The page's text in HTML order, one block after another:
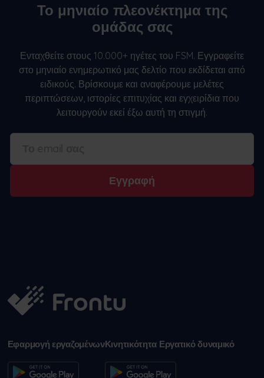
Το μηνιαίο πλεονέκτημα της
ομάδας σας
Ενταχθείτε στους 10.000+ ηγέτες του FSM. Εγγραφείτε
στο μηνιαίο ενημερωτικό μας δελτίο που εκδίδεται από
ειδικούς. Βρίσκουμε και αναφέρουμε μελέτες
περιπτώσεων, ιστορίες επιτυχίας και εγχειρίδια που
λειτουργούν εκεί έξω αυτή τη στιγμή.
Εγγραφή
Εφαρμογή εργαζομένωνΚινητικότητα Εργατικό δυναμικό